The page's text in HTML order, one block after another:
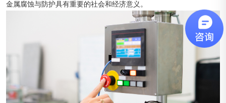
金属腐蚀与防护具有重要的社会和经济意义。